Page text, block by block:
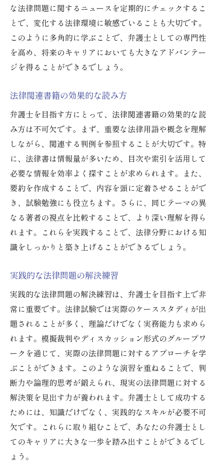
な法律問題に関するニュースを定期的にチェックするこ
とで、変化する法律環境に敏感でいることも大切です。
このように多角的に学ぶことで、弁護士としての専門性
を高め、将来のキャリアにおいても大きなアドバンテー
ジを得ることができるでしょう。
法律関連書籍の効果的な読み方
弁護士を目指す方にとって、法律関連書籍の効果的な読
み方は不可欠です。まず、重要な法律用語や概念を理解
しながら、関連する判例を参照することが大切です。特
に、法律書は情報量が多いため、目次や索引を活用して
必要な情報を効率よく探すことが求められます。また、
要約を作成することで、内容を頭に定着させることがで
き、試験勉強にも役立ちます。さらに、同じテーマの異
なる著者の視点を比較することで、より深い理解を得ら
れます。これらを実践することで、法律分野における知
識をしっかりと築き上げることができるでしょう。
実践的な法律問題の解決練習
実践的な法律問題の解決練習は、弁護士を目指す上で非
常に重要です。法律試験では実際のケーススタディが出
題されることが多く、理論だけでなく実務能力も求めら
れます。模擬裁判やディスカッション形式のグループワ
ークを通じて、実際の法律問題に対するアプローチを学
ぶことができます。このような演習を重ねることで、判
断力や論理的思考が鍛えられ、現実の法律問題に対する
解決策を見出す力が養われます。弁護士として成功する
ためには、知識だけでなく、実践的なスキルが必要不可
欠です。これらに取り組むことで、あなたの弁護士とし
てのキャリアに大きな一歩を踏み出すことができるでし
ょう。